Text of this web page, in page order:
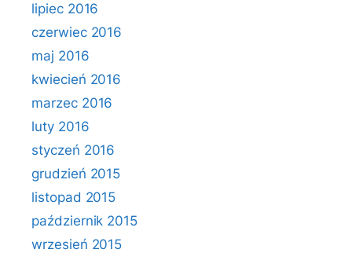
lipiec 2016
czerwiec 2016
maj 2016
kwiecień 2016
marzec 2016
luty 2016
styczeń 2016
grudzień 2015
listopad 2015
październik 2015
wrzesień 2015